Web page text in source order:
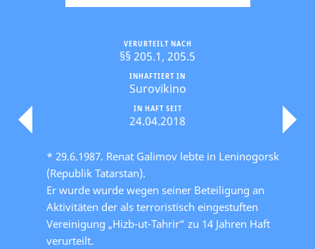
IN HAFT SEIT
24.04.2018
INHAFTIERT IN
Surovikino
VERURTEILT NACH
§§ 205.1, 205.5
* 29.6.1987. Renat Galimov lebte in Leninogorsk
(Republik Tatarstan).
Er wurde wurde wegen seiner Beteiligung an
Aktivitäten der als terroristisch eingestuften
Vereinigung „Hizb-ut-Tahrir“ zu 14 Jahren Haft
verurteilt.